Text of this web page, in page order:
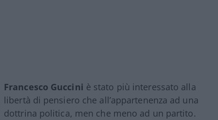
Francesco Guccini è stato più interessato alla
libertà di pensiero che all’appartenenza ad una
dottrina politica, men che meno ad un partito.